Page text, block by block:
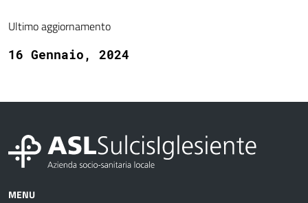
Ultimo aggiornamento
16 Gennaio, 2024
MENU